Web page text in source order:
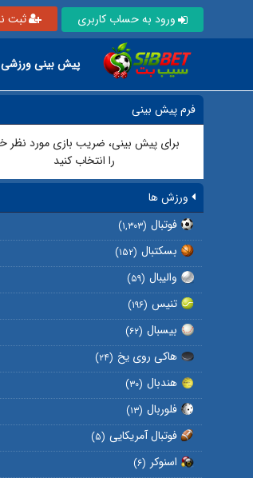
ورود به حساب کاربری ثبت
پیش بینی ورزشی
فرم پیش بینی
برای پیش بینی، ضریب بازی مورد نظر
را انتخاب کنید
ورزش ها
فوتبال (۱,۳۰۳)
بسکتبال (۱۵۲)
والیبال (۵۹)
تنیس (۱۹۶)
بیسبال (۶۲)
هاکی روی یخ (۲۴)
هندبال (۳۰)
فلوربال (۱۳)
فوتبال آمریکایی (۵)
اسنوکر (۶)